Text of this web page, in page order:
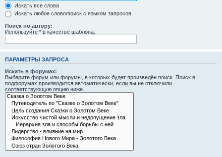
Искать все слова
Искать любое слово/поиск с языком запросов
Поиск по автору:
Используйте * в качестве шаблона.
ПАРАМЕТРЫ ЗАПРОСА
Искать в форумах:
Выберите форум или форумы, в которых будет произведён поиск. Поиск в
подфорумах производится автоматически, если вы не отключили
соответствующую опцию ниже.